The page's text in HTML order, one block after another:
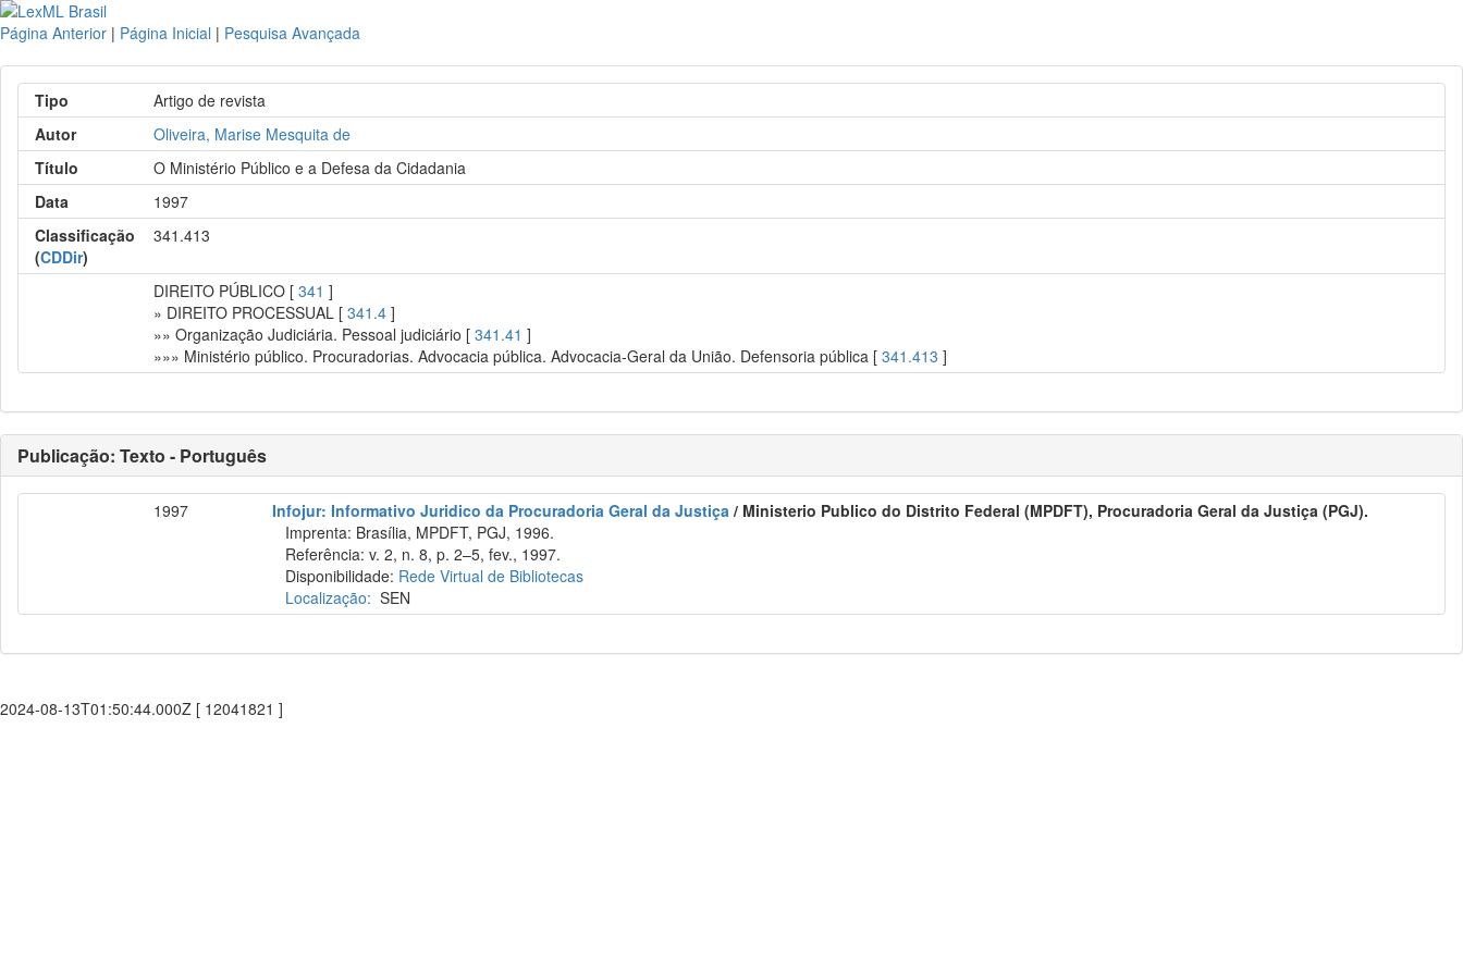
Página Anterior | Página Inicial | Pesquisa Avançada
Tipo
Artigo de revista
Autor
Oliveira, Marise Mesquita de
Título
O Ministério Público e a Defesa da Cidadania
Data
1997
Classificação
(CDDir)
341.413
DIREITO PÚBLICO [341 ]
» DIREITO PROCESSUAL [341.4 ]
»» Organização Judiciária. Pessoal judiciário [341.41 ]
»»» Ministério público. Procuradorias. Advocacia pública. Advocacia-Geral da União. Defensoria pública [341.413 ]
Publicação: Texto - Português
1997 Infojur: Informativo Juridico da Procuradoria Geral da Justiça / Ministerio Publico do Distrito Federal (MPDFT), Procuradoria Geral da Justiça (PGJ).
Imprenta: Brasília, MPDFT, PGJ, 1996.
Referência: v. 2, n. 8, p. 2–5, fev., 1997.
Disponibilidade: Rede Virtual de Bibliotecas
Localização: SEN
2024-08-13T01:50:44.000Z [ 12041821 ]